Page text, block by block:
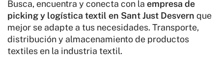
Busca, encuentra y conecta con la empresa de
picking y logística textil en Sant Just Desvern que
mejor se adapte a tus necesidades. Transporte,
distribución y almacenamiento de productos
textiles en la industria textil.